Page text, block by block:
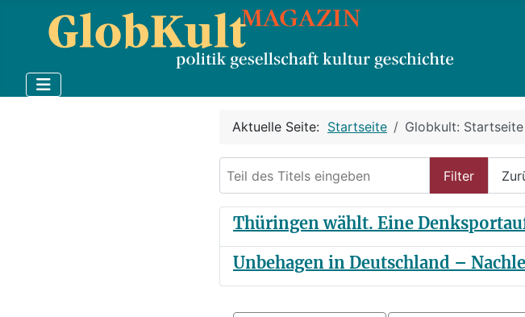
Aktuelle Seite: Startseite Globkult: Startseite
Filter
Thüringen wählt. Eine
Unbehagen in Deutschland –